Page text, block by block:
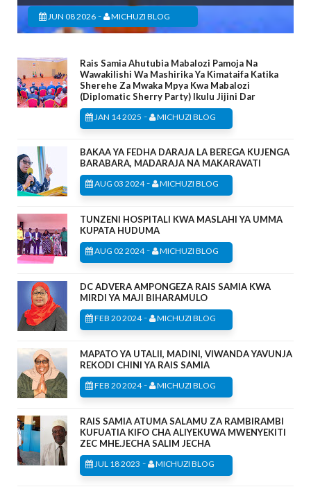
JUN 08 2026 - MICHUZI BLOG
Rais Samia Ahutubia Mabalozi Pamoja Na
Wawakilishi Wa Mashirika Ya Kimataifa Katika
Sherehe Za Mwaka Mpya Kwa Mabalozi
(Diplomatic Sherry Party) Ikulu Jijini Dar
JAN 14 2025 - MICHUZI BLOG
BAKAA YA FEDHA DARAJA LA BEREGA KUJENGA
BARABARA, MADARAJA NA MAKARAVATI
AUG 03 2024- MICHUZI BLOG
TUNZENI HOSPITALI KWA MASLAHI YA UMMA
KUPATA HUDUMA
AUG 02 2024- MICHUZI BLOG
DC ADVERA AMPONGEZA RAIS SAMIA KWA
MIRDI YA MAJI BIHARAMULO
FEB 20 2024- MICHUZI BLOG
MAPATO YA UTALII, MADINI, VIWANDA YAVUNJA
REKODI CHINI YA RAIS SAMIA
FEB 20 2024- MICHUZI BLOG
RAIS SAMIA ATUMA SALAMU ZA RAMBIRAMBI
KUFUATIA KIFO CHA ALIYEKUWA MWENYEKITI
ZEC MHE.JECHA SALIM JECHA
JUL 18 2023 - MICHUZI BLOG